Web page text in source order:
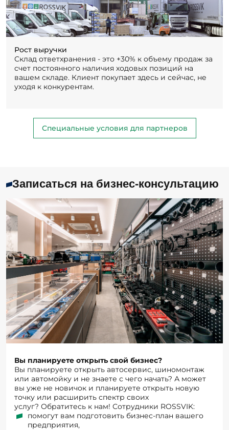
Рост выручки
Склад ответхранения - это +30% к объему продаж за
счет постоянного наличия ходовых позиций на
вашем складе. Клиент покупает здесь и сейчас, не
уходя к конкурентам.
Вы планируете открыть свой бизнес?
или автомойку и не знаете с чего начать? А может
вы уже не новичок и планируете открыть новую
точку или расширить спектр своих
услуг? Обратитесь к нам! Сотрудники ROSSVIK:
помогут вам подготовить бизнес-план вашего
предприятия,
подберут комплект оборудования, подскажут на
что обратить внимание при выборе модели,